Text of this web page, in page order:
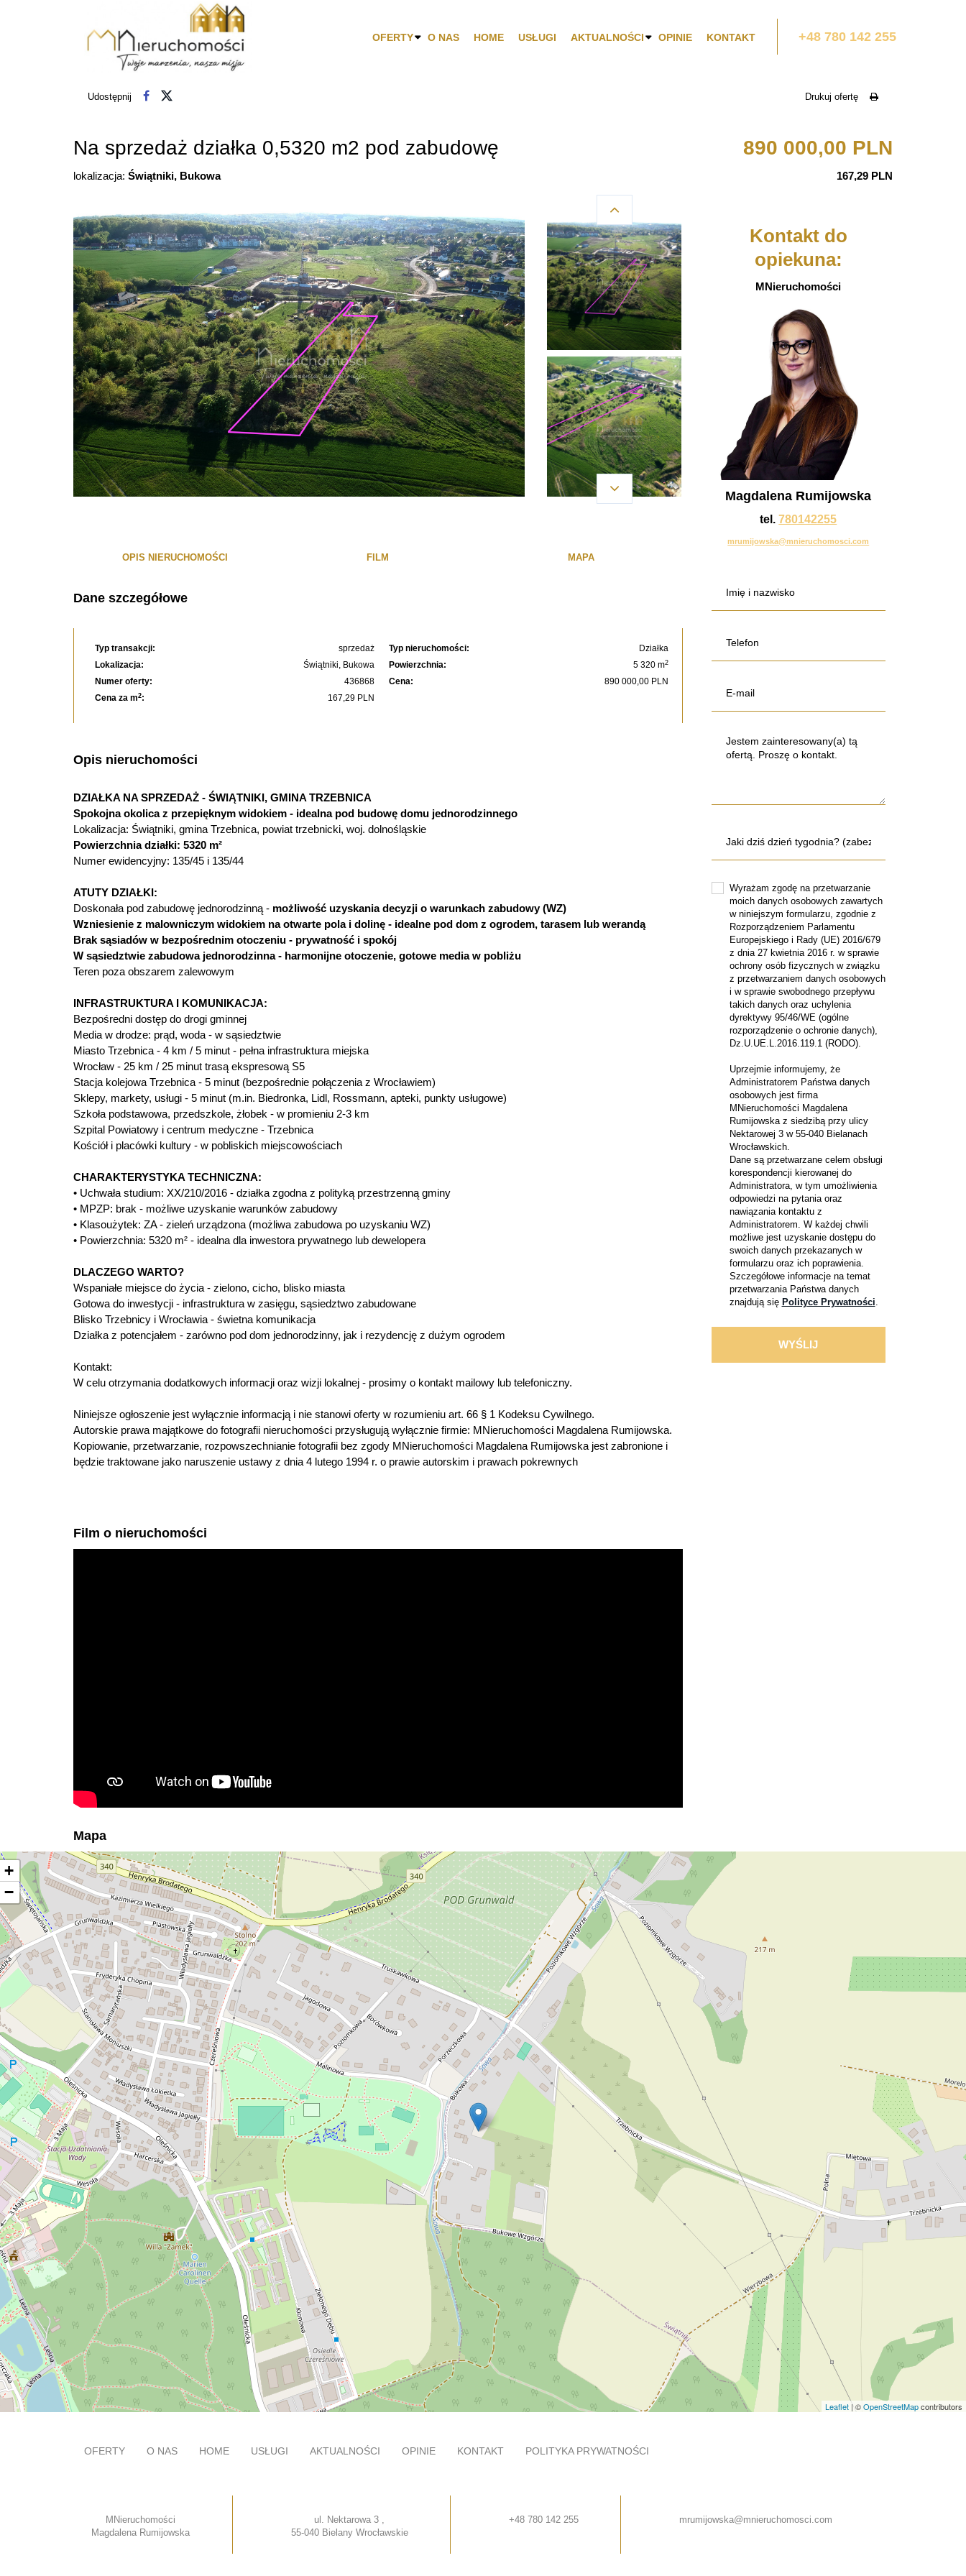
OFERTY O NAS HOME USŁUGI AKTUALNOŚCI OPINIE KONTAKT +48 780 142 255
Udostępnij Drukuj ofertę
Na sprzedaż działka 0,5320 m2 pod zabudowę
lokalizacja: Świątniki, Bukowa
890 000,00 PLN
167,29 PLN
OPIS NIERUCHOMOŚCI FILM MAPA
Dane szczegółowe
Typ transakcji: sprzedaż Typ nieruchomości:
Działka
Lokalizacja:
Świątniki, Bukowa Powierzchnia: 5 320 m2
Numer oferty: 436868 Cena:
890 000,00 PLN
Cena za m2: 167,29 PLN
Opis nieruchomości
DZIAŁKA NA SPRZEDAŻ - ŚWIĄTNIKI, GMINA TRZEBNICA
Spokojna okolica z przepięknym widokiem - idealna pod budowę domu jednorodzinnego
Lokalizacja: Świątniki, gmina Trzebnica, powiat trzebnicki, woj. dolnośląskie
Powierzchnia działki: 5320 m²
Numer ewidencyjny: 135/45 i 135/44
ATUTY DZIAŁKI:
Doskonała pod zabudowę jednorodzinną - możliwość uzyskania decyzji o warunkach zabudowy (WZ)
Wzniesienie z malowniczym widokiem na otwarte pola i dolinę - idealne pod dom z ogrodem, tarasem lub werandą
Brak sąsiadów w bezpośrednim otoczeniu - prywatność i spokój
W sąsiedztwie zabudowa jednorodzinna - harmonijne otoczenie, gotowe media w pobliżu
Teren poza obszarem zalewowym
INFRASTRUKTURA I KOMUNIKACJA:
Bezpośredni dostęp do drogi gminnej
Media w drodze: prąd, woda - w sąsiedztwie
Miasto Trzebnica - 4 km / 5 minut - pełna infrastruktura miejska
Wrocław - 25 km / 25 minut trasą ekspresową S5
Stacja kolejowa Trzebnica - 5 minut (bezpośrednie połączenia z Wrocławiem)
Sklepy, markety, usługi - 5 minut (m.in. Biedronka, Lidl, Rossmann, apteki, punkty usługowe)
Szkoła podstawowa, przedszkole, żłobek - w promieniu 2-3 km
Szpital Powiatowy i centrum medyczne - Trzebnica
Kościół i placówki kultury - w pobliskich miejscowościach
CHARAKTERYSTYKA TECHNICZNA:
• Uchwała studium: XX/210/2016 - działka zgodna z polityką przestrzenną gminy
• MPZP: brak - możliwe uzyskanie warunków zabudowy
• Klasoużytek: ZA - zieleń urządzona (możliwa zabudowa po uzyskaniu WZ)
• Powierzchnia: 5320 m² - idealna dla inwestora prywatnego lub dewelopera
DLACZEGO WARTO?
Wspaniałe miejsce do życia - zielono, cicho, blisko miasta
Gotowa do inwestycji - infrastruktura w zasięgu, sąsiedztwo zabudowane
Blisko Trzebnicy i Wrocławia - świetna komunikacja
Działka z potencjałem - zarówno pod dom jednorodzinny, jak i rezydencję z dużym ogrodem
Kontakt:
W celu otrzymania dodatkowych informacji oraz wizji lokalnej - prosimy o kontakt mailowy lub telefoniczny.
Niniejsze ogłoszenie jest wyłącznie informacją i nie stanowi oferty w rozumieniu art. 66 § 1 Kodeksu Cywilnego.
Autorskie prawa majątkowe do fotografii nieruchomości przysługują wyłącznie firmie: MNieruchomości Magdalena Rumijowska.
Kopiowanie, przetwarzanie, rozpowszechnianie fotografii bez zgody MNieruchomości Magdalena Rumijowska jest zabronione i
będzie traktowane jako naruszenie ustawy z dnia 4 lutego 1994 r. o prawie autorskim i prawach pokrewnych
Film o nieruchomości
Kontakt do
opiekuna:
MNieruchomości
Magdalena Rumijowska
tel. 780142255
mrumijowska@mnieruchomosci.com
Wyrażam zgodę na przetwarzanie
moich danych osobowych zawartych
w niniejszym formularzu, zgodnie z
Rozporządzeniem Parlamentu
Europejskiego i Rady (UE) 2016/679
z dnia 27 kwietnia 2016 r. w sprawie
ochrony osób fizycznych w związku
z przetwarzaniem danych osobowych
i w sprawie swobodnego przepływu
takich danych oraz uchylenia
dyrektywy 95/46/WE (ogólne
rozporządzenie o ochronie danych),
Dz.U.UE.L.2016.119.1 (RODO).
Uprzejmie informujemy, że
Administratorem Państwa danych
osobowych jest firma
MNieruchomości Magdalena
Rumijowska z siedzibą przy ulicy
Nektarowej 3 w 55-040 Bielanach
Wrocławskich.
Dane są przetwarzane celem obsługi
korespondencji kierowanej do
Administratora, w tym umożliwienia
odpowiedzi na pytania oraz
nawiązania kontaktu z
Administratorem. W każdej chwili
możliwe jest uzyskanie dostępu do
swoich danych przekazanych w
formularzu oraz ich poprawienia.
Szczegółowe informacje na temat
przetwarzania Państwa danych
znajdują się Polityce Prywatności
Mapa
+
−
Leaflet | ©OpenStreetMapcontributors
OFERTY O NAS HOME USŁUGI AKTUALNOŚCI OPINIE KONTAKT POLITYKA PRYWATNOŚCI
MNieruchomości
Magdalena Rumijowska
ul. Nektarowa 3 ,
55-040 Bielany Wrocławskie
+48 780 142 255 mrumijowska@mnieruchomosci.com